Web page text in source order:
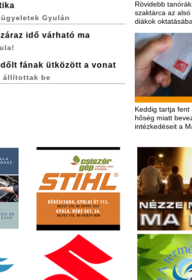
Rövidebb
szaktárca az
diákok
Keddig tartja fent
hőség miatt
intézkedéseit a
Gyulán
idő várható ma
fának ütközött a vonat
állítottak be